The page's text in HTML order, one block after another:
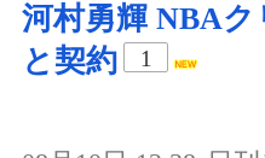
河村勇輝 NBA
と契約
1